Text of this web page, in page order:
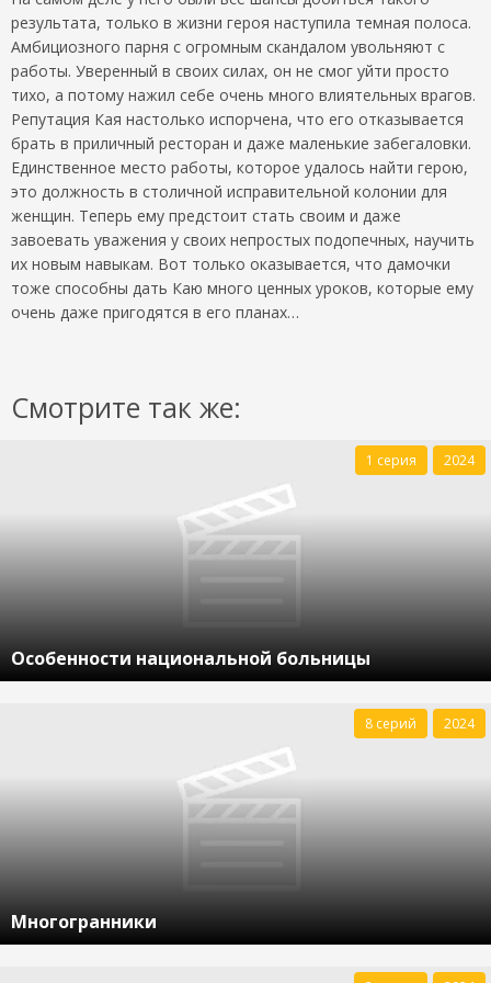
результата, только в жизни героя наступила темная полоса.
Амбициозного парня с огромным скандалом увольняют с
работы. Уверенный в своих силах, он не смог уйти просто
тихо, а потому нажил себе очень много влиятельных врагов.
Репутация Кая настолько испорчена, что его отказывается
брать в приличный ресторан и даже маленькие забегаловки.
Единственное место работы, которое удалось найти герою,
это должность в столичной исправительной колонии для
женщин. Теперь ему предстоит стать своим и даже
завоевать уважения у своих непростых подопечных, научить
их новым навыкам. Вот только оказывается, что дамочки
тоже способны дать Каю много ценных уроков, которые ему
очень даже пригодятся в его планах…
Смотрите так же:
Особенности национальной больницы
1 серия 2024
Многогранники
8 серий 2024